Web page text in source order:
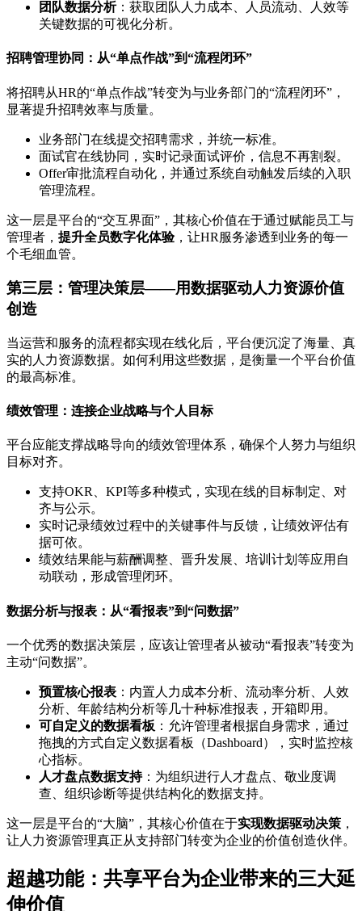
团队数据分析：获取团队人力成本、人员流动、人效等
关键数据的可视化分析。
招聘管理协同：从“单点作战”到“流程闭环”
将招聘从HR的“单点作战”转变为与业务部门的“流程闭环”，
显著提升招聘效率与质量。
业务部门在线提交招聘需求，并统一标准。
面试官在线协同，实时记录面试评价，信息不再割裂。
Offer审批流程自动化，并通过系统自动触发后续的入职
管理流程。
这一层是平台的“交互界面”，其核心价值在于通过赋能员工与
管理者， 提升全员数字化体验，让HR服务渗透到业务的每一
个毛细血管。
第三层：管理决策层——用数据驱动人力资源价值
创造
当运营和服务的流程都实现在线化后，平台便沉淀了海量、真
实的人力资源数据。如何利用这些数据，是衡量一个平台价值
的最高标准。
绩效管理：连接企业战略与个人目标
平台应能支撑战略导向的绩效管理体系，确保个人努力与组织
目标对齐。
支持OKR、KPI等多种模式，实现在线的目标制定、对
齐与公示。
实时记录绩效过程中的关键事件与反馈，让绩效评估有
据可依。
绩效结果能与薪酬调整、晋升发展、培训计划等应用自
动联动，形成管理闭环。
数据分析与报表：从“看报表”到“问数据”
一个优秀的数据决策层，应该让管理者从被动“看报表”转变为
主动“问数据”。
预置核心报表 ：内置人力成本分析、流动率分析、人效
分析、年龄结构分析等几十种标准报表，开箱即用。
可自定义的数据看板 ：允许管理者根据自身需求，通过
拖拽的方式自定义数据看板（Dashboard），实时监控核
心指标。
人才盘点数据支持：为组织进行人才盘点、敬业度调
查、组织诊断等提供结构化的数据支持。
这一层是平台的“大脑”，其核心价值在于实现数据驱动决策 ，
让人力资源管理真正从支持部门转变为企业的价值创造伙伴。
超越功能：共享平台为企业带来的三大延
伸价值